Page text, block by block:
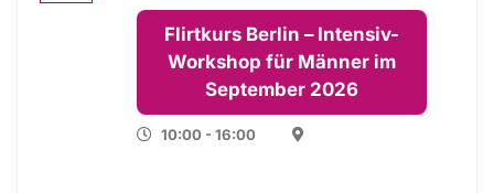
Flirtkurs Berlin – Intensiv-
Workshop für Männer im
September 2026
10:00 - 16:00